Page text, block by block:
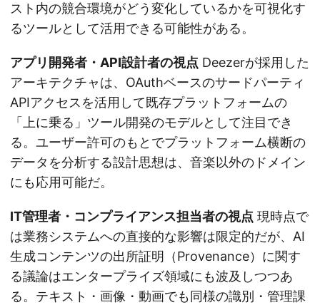
スト内の競合環境がどう変化しているかを可視化す
るツールとして活用できる可能性がある。
アプリ開発者・API設計者の視点 Deezerが採用した
アーキテクチャは、OAuthベースのサードパーティ
APIアクセスを活用して既存プラットフォームの
「上に乗る」ツール開発のモデルとして注目でき
る。ユーザー許可のもとでプラットフォーム横断の
データを分析する設計思想は、音楽以外のドメイン
にも応用可能だ。
IT管理者・コンプライアンス担当者の視点 現時点で
は業務システムへの直接的な影響は限定的だが、AI
生成コンテンツの出所証明（Provenance）に関す
る議論はエンタープライズ領域にも波及しつつあ
る。テキスト・画像・動画でも同様の識別・管理課